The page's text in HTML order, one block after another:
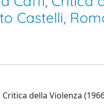
Castelli,
della Violenza